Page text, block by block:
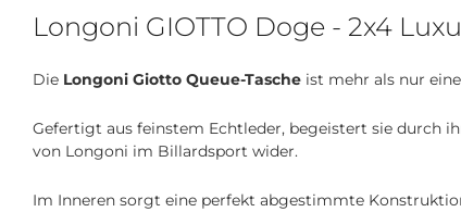
Longoni GIOTTO Doge - 2x4
Die Longoni Giotto Queue-Tasche ist mehr als nur
Gefertigt aus feinstem Echtleder, begeistert sie durch
von Longoni im Billardsport wider.
Im Inneren sorgt eine perfekt abgestimmte